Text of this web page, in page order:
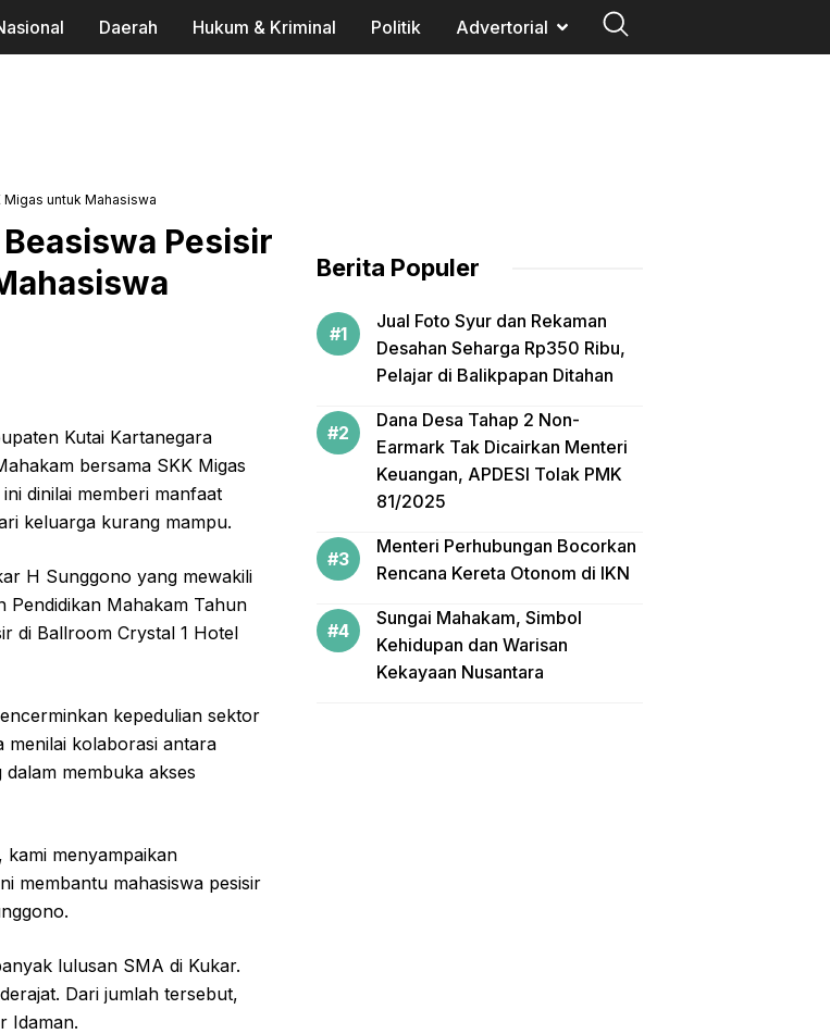
Daerah Hukum & Kriminal Politik Advertorial
Migas untuk Mahasiswa
Pesisir
Kutai Kartanegara
bersama SKK Migas
dinilai memberi manfaat
keluarga kurang mampu.
H Sunggono yang mewakili
Pendidikan Mahakam Tahun
di Ballroom Crystal 1 Hotel
kepedulian sektor
menilai kolaborasi antara
membuka akses
kami menyampaikan
membantu mahasiswa pesisir
lulusan SMA di Kukar.
Dari jumlah tersebut,
Idaman.
Berita Populer
Jual Foto Syur dan Rekaman
Desahan Seharga Rp350 Ribu,
Pelajar di Balikpapan Ditahan
Dana Desa Tahap 2 Non-
Earmark Tak Dicairkan Menteri
Keuangan, APDESI Tolak PMK
81/2025
Menteri Perhubungan Bocorkan
Rencana Kereta Otonom di IKN
Sungai Mahakam, Simbol
Kehidupan dan Warisan
Kekayaan Nusantara